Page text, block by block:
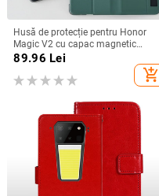
Husă de protecție pentru Honor
Magic V2 cu capac magnetic
rabatabil și fereastră inteligentă,
protecție completă împotriva
căderilor
89.96 Lei
add_shopping_cart